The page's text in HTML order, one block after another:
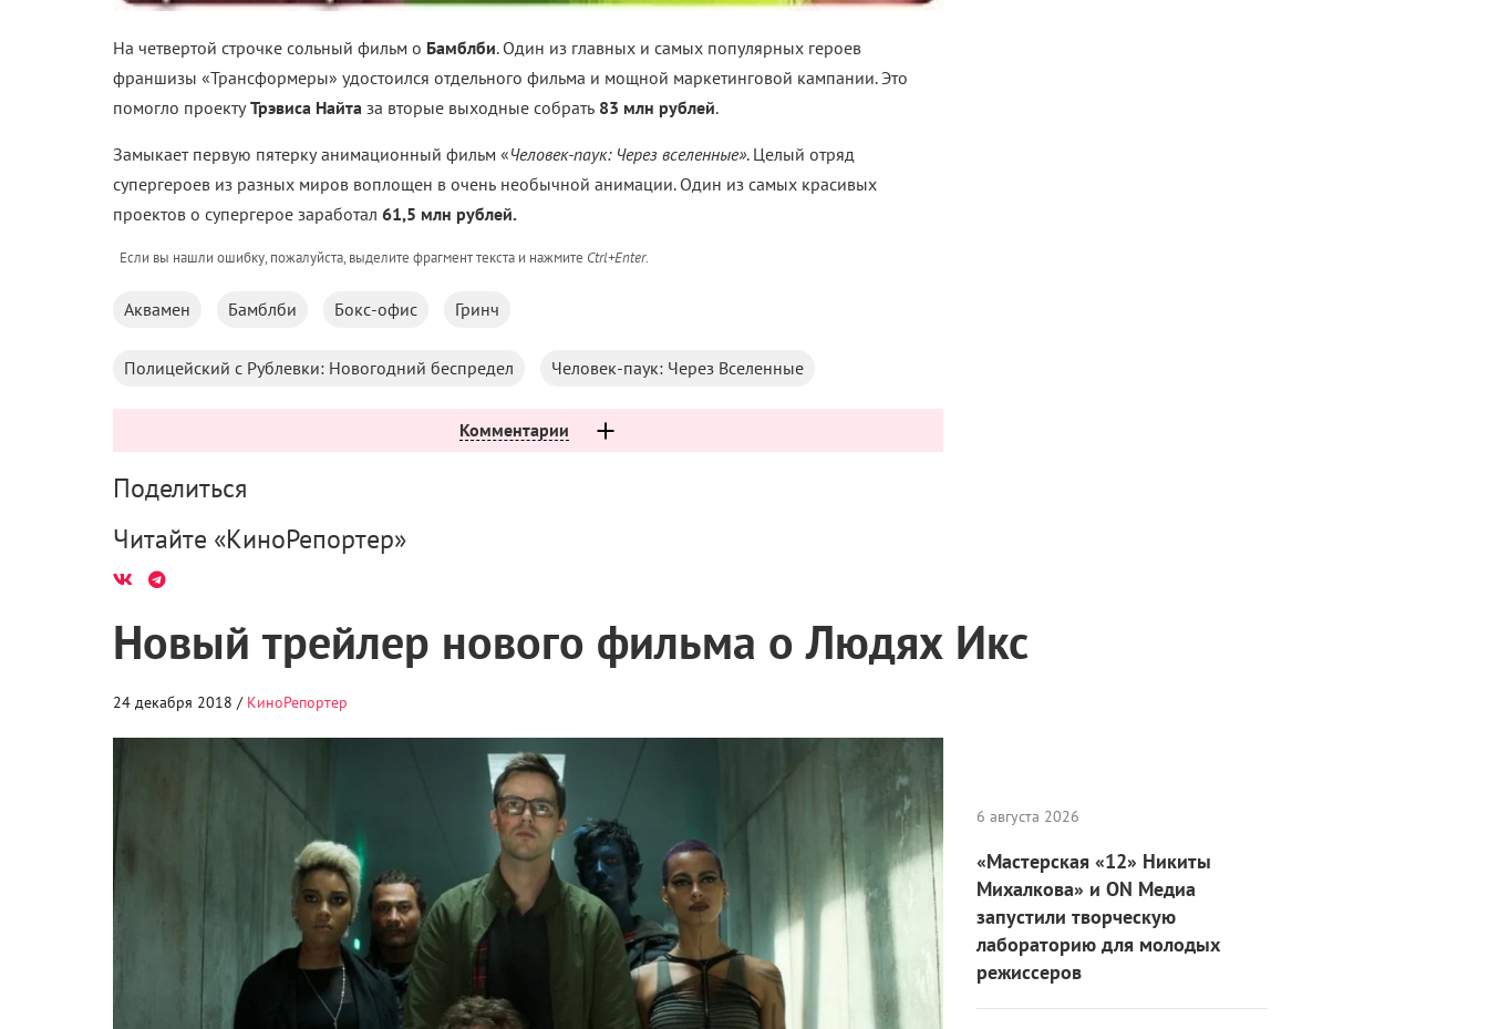
На четвертой строчке сольный фильм о Бамблби. Один из главных и самых популярных героев
франшизы «Трансформеры» удостоился отдельного фильма и мощной маркетинговой кампании. Это
помогло проектуТрэвиса Найта за вторые выходные собрать 83 млн рублей.
Замыкает первую пятерку анимационный фильм «Человек-паук: Через вселенные». Целый отряд
супергероев из разных миров воплощен в очень необычной анимации. Один из самых красивых
проектов о супергерое заработал 61,5 млн рублей.
Если вы нашли ошибку, пожалуйста, выделите фрагмент текста и нажмите Ctrl+Enter.
Аквамен Бамблби Бокс-офис Гринч
Полицейский с Рублевки: Новогодний беспредел Человек-паук: Через Вселенные
Комментарии
Поделиться
Читайте «КиноРепортер»
Новый трейлер нового фильма о Людях Икс
24 декабря 2018 / КиноРепортер
6 августа 2026
«Мастерская «12» Никиты
Михалкова» и ON Медиа
запустили творческую
лабораторию для молодых
режиссеров